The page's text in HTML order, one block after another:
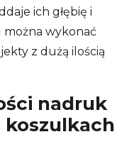
ich głębię i
wykonać
z dużą ilością
nadruk
koszulkach